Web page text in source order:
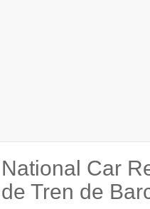
National Car
de Tren de